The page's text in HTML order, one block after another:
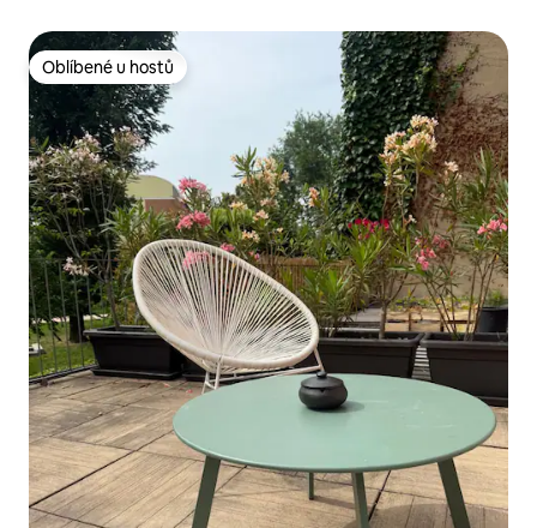
Oblíbené u hostů
Oblíbené u hostů